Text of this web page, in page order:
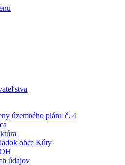
územného plánu č. 4
obce Kúty
údajov